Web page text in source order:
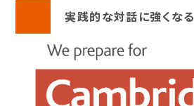
実践的な対話に強くなる